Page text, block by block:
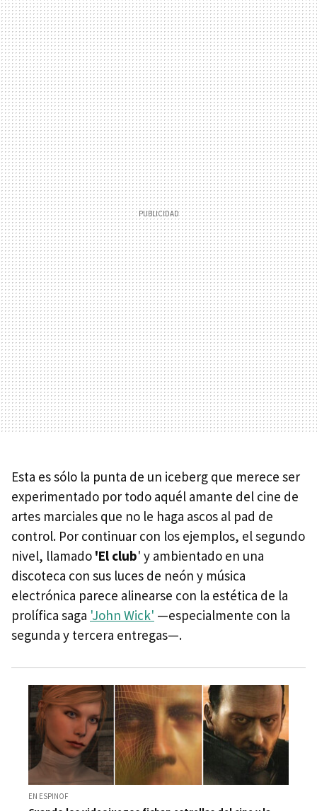
Esta es sólo la punta de un iceberg que merece ser
experimentado por todo aquél amante del cine de
artes marciales que no le haga ascos al pad de
control. Por continuar con los ejemplos, el segundo
nivel, llamado 'El club' y ambientado en una
discoteca con sus luces de neón y música
electrónica parece alinearse con la estética de la
prolífica saga 'John Wick' —especialmente con la
segunda y tercera entregas—.
EN ESPINOF